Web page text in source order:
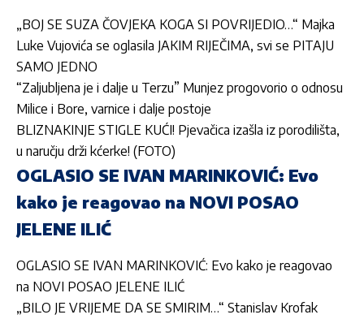
„BOJ SE SUZA ČOVJEKA KOGA SI POVRIJEDIO…“ Majka
Luke Vujovića se oglasila JAKIM RIJEČIMA, svi se PITAJU
SAMO JEDNO
“Zaljubljena je i dalje u Terzu” Munjez progovorio o odnosu
Milice i Bore, varnice i dalje postoje
BLIZNAKINJE STIGLE KUĆI! Pjevačica izašla iz porodilišta,
u naručju drži kćerke! (FOTO)
OGLASIO SE IVAN MARINKOVIĆ: Evo
kako je reagovao na NOVI POSAO
JELENE ILIĆ
OGLASIO SE IVAN MARINKOVIĆ: Evo kako je reagovao
na NOVI POSAO JELENE ILIĆ
„BILO JE VRIJEME DA SE SMIRIM…“ Stanislav Krofak